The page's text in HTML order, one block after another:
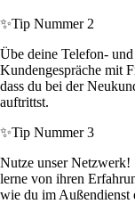
✨Tip Nummer 2
Übe deine Telefon-
Kundengespräche mit
dass du bei der
auftrittst.
✨Tip Nummer 3
Nutze unser Netzwerk!
lerne von ihren
wie du im Außendienst